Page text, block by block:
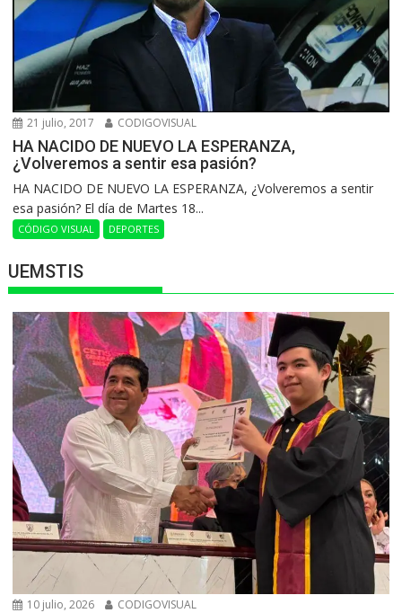
21 julio, 2017 CODIGOVISUAL
HA NACIDO DE NUEVO LA ESPERANZA,
¿Volveremos a sentir esa pasión?
HA NACIDO DE NUEVO LA ESPERANZA, ¿Volveremos a sentir
esa pasión? El día de Martes 18...
CÓDIGO VISUAL DEPORTES
UEMSTIS
10 julio, 2026 CODIGOVISUAL